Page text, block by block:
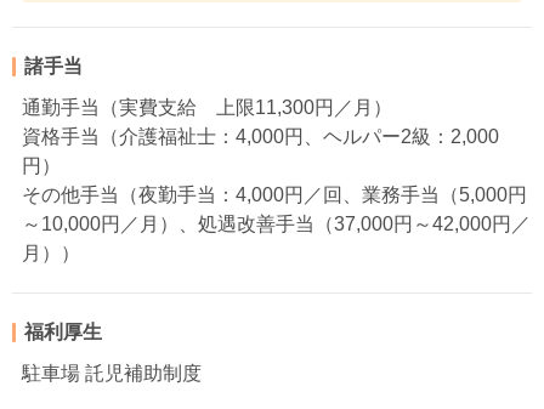
諸手当
通勤手当（実費支給 上限11,300円／月）
資格手当（介護福祉士：4,000円、ヘルパー2級：2,000
円）
その他手当（夜勤手当：4,000円／回、業務手当（5,000円
～10,000円／月）、処遇改善手当（37,000円～42,000円／
月））
福利厚生
駐車場 託児補助制度